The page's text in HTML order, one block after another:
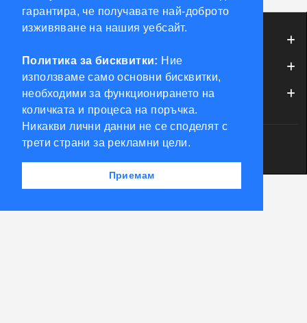
гарантира, че получавате най-доброто
изживяване на нашия уебсайт.
Политика за бисквитки: Ние
използваме само основни бисквитки,
необходими за функционирането на
количката и процеса на поръчка.
Никакви лични данни не се споделят с
трети страни за рекламни цели.
Приемам
КУТИЙКИ ЗА АЛАРМИ
БРАВИ, ПАТРОНИ, АКСЕСОАРИ
ФРЕЗИ КЛЮЧАРСКИ
ШПЕРЦОВЕ И ИНСТРУМЕНТИ
КЛЮЧАРСКИ МАШИНИ
КЛЮЧАРСКИ УСЛУГИ
ОБСЛУЖВАНЕ НА КЛИЕНТИ
МОЯТ ПРОФИЛ
Powered by Accento theme